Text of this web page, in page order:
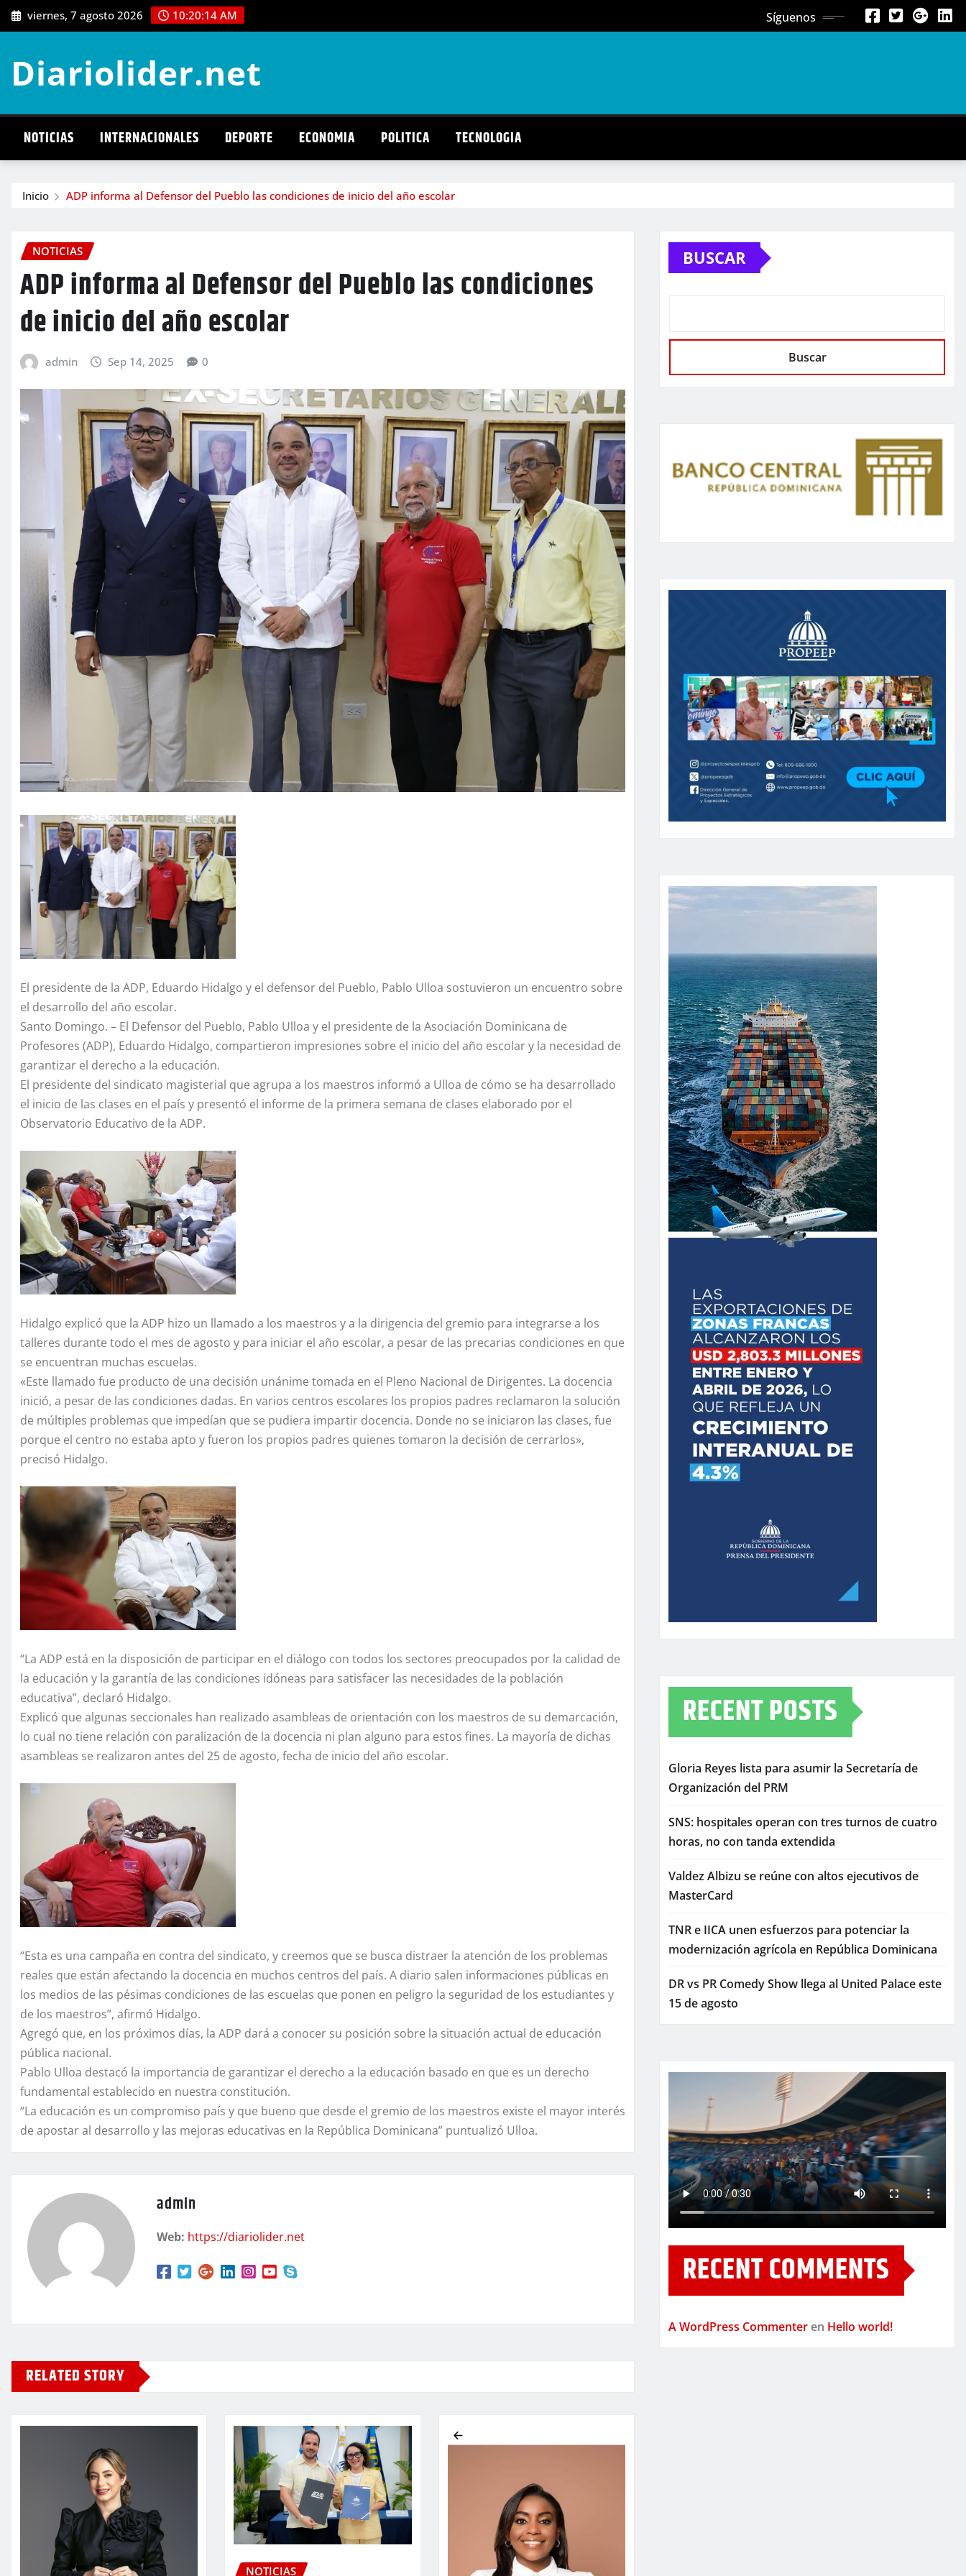
Saltar
al
viernes, 7 agosto 2026 10:20:16 AM Síguenos
Diariolider.net
NOTICIAS INTERNACIONALES DEPORTE ECONOMIA POLITICA TECNOLOGIA
Inicio ADP informa al Defensor del Pueblo las condiciones de inicio del año escolar
NOTICIAS
ADP informa al Defensor del Pueblo las condiciones
de inicio del año escolar
admin Sep 14, 2025 0
El presidente de la ADP, Eduardo Hidalgo y el defensor del Pueblo, Pablo Ulloa sostuvieron un encuentro sobre
el desarrollo del año escolar.
Santo Domingo. – El Defensor del Pueblo, Pablo Ulloa y el presidente de la Asociación Dominicana de
Profesores (ADP), Eduardo Hidalgo, compartieron impresiones sobre el inicio del año escolar y la necesidad de
garantizar el derecho a la educación.
El presidente del sindicato magisterial que agrupa a los maestros informó a Ulloa de cómo se ha desarrollado
el inicio de las clases en el país y presentó el informe de la primera semana de clases elaborado por el
Observatorio Educativo de la ADP.
Hidalgo explicó que la ADP hizo un llamado a los maestros y a la dirigencia del gremio para integrarse a los
talleres durante todo el mes de agosto y para iniciar el año escolar, a pesar de las precarias condiciones en que
se encuentran muchas escuelas.
«Este llamado fue producto de una decisión unánime tomada en el Pleno Nacional de Dirigentes. La docencia
inició, a pesar de las condiciones dadas. En varios centros escolares los propios padres reclamaron la solución
de múltiples problemas que impedían que se pudiera impartir docencia. Donde no se iniciaron las clases, fue
porque el centro no estaba apto y fueron los propios padres quienes tomaron la decisión de cerrarlos»,
precisó Hidalgo.
“La ADP está en la disposición de participar en el diálogo con todos los sectores preocupados por la calidad de
la educación y la garantía de las condiciones idóneas para satisfacer las necesidades de la población
educativa”, declaró Hidalgo.
Explicó que algunas seccionales han realizado asambleas de orientación con los maestros de su demarcación,
lo cual no tiene relación con paralización de la docencia ni plan alguno para estos fines. La mayoría de dichas
asambleas se realizaron antes del 25 de agosto, fecha de inicio del año escolar.
“Esta es una campaña en contra del sindicato, y creemos que se busca distraer la atención de los problemas
reales que están afectando la docencia en muchos centros del país. A diario salen informaciones públicas en
los medios de las pésimas condiciones de las escuelas que ponen en peligro la seguridad de los estudiantes y
de los maestros”, afirmó Hidalgo.
Agregó que, en los próximos días, la ADP dará a conocer su posición sobre la situación actual de educación
pública nacional.
Pablo Ulloa destacó la importancia de garantizar el derecho a la educación basado en que es un derecho
fundamental establecido en nuestra constitución.
“La educación es un compromiso país y que bueno que desde el gremio de los maestros existe el mayor interés
de apostar al desarrollo y las mejoras educativas en la República Dominicana” puntualizó Ulloa.
admin
Web: https://diariolider.net
RELATED STORY
NOTICIAS
BUSCAR
Buscar
RECENT POSTS
Gloria Reyes lista para asumir la Secretaría de
Organización del PRM
SNS: hospitales operan con tres turnos de cuatro
horas, no con tanda extendida
Valdez Albizu se reúne con altos ejecutivos de
MasterCard
TNR e IICA unen esfuerzos para potenciar la
modernización agrícola en República Dominicana
DR vs PR Comedy Show llega al United Palace este
15 de agosto
RECENT COMMENTS
A WordPress Commenter en Hello world!